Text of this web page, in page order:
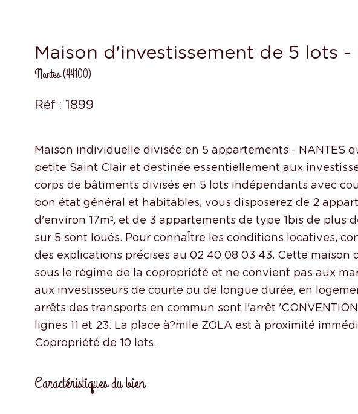
Maison d'investissement de 5 lots -
Nantes (44100)
Réf : 1899
Maison individuelle divisée en 5 appartements - NANTES
petite Saint Clair et destinée essentiellement aux
corps de bâtiments divisés en 5 lots indépendants avec
bon état général et habitables, vous disposerez de 2
d'environ 17m², et de 3 appartements de type 1bis de plus
sur 5 sont loués. Pour connaÎtre les conditions locatives,
des explications précises au 02 40 08 03 43. Cette
sous le régime de la copropriété et ne convient pas aux
aux investisseurs de courte ou de longue durée, en
arrêts des transports en commun sont l'arrêt
lignes 11 et 23. La place à?mile ZOLA est à proximité
Caractéristiques du bien